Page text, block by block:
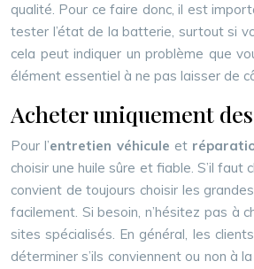
qualité. Pour ce faire donc, il est
tester l’état de la batterie, surtout si
cela peut indiquer un problème que
élément essentiel à ne pas laisser de
Acheter uniquement
Pour l’entretien véhicule et
choisir une huile sûre et fiable. S’il
convient de toujours choisir les
facilement. Si besoin, n’hésitez pas à
sites spécialisés. En général, les
déterminer s’ils conviennent ou non à